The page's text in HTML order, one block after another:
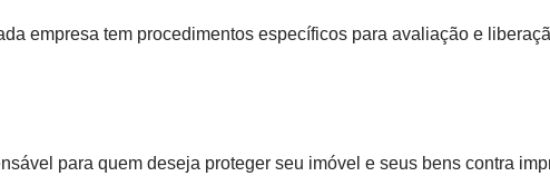
empresa tem procedimentos específicos para avaliação e
para quem deseja proteger seu imóvel e seus bens contra